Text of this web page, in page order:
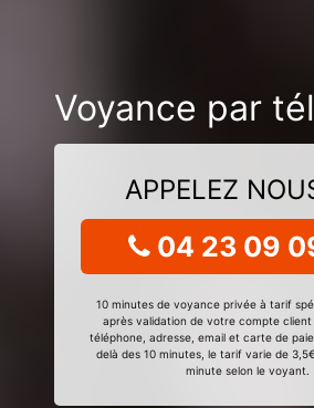
Voyance par
APPELEZ
04 23 09
10 minutes de voyance privée à tarif
après validation de votre compte client
téléphone, adresse, email et carte de
delà des 10 minutes, le tarif varie de
minute selon le voyant.